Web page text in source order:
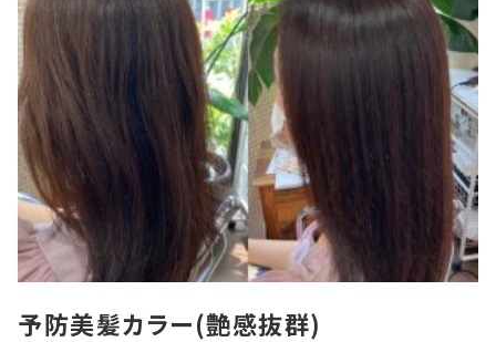
予防美髪カラー(艶感抜群)